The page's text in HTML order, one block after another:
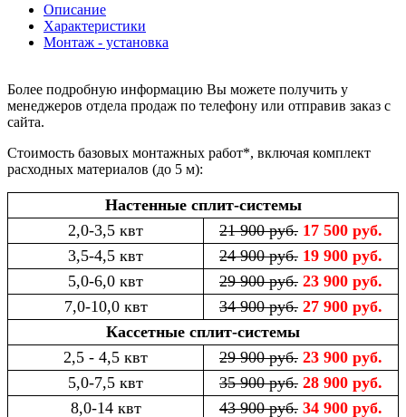
Описание
Характеристики
Монтаж - установка
Более подробную информацию Вы можете получить у
менеджеров отдела продаж по телефону или отправив заказ с
сайта.
Стоимость базовых монтажных работ*, включая комплект
расходных материалов (до 5 м):
Настенные сплит-системы
2,0-3,5 квт
21 900 руб. 17 500 руб.
3,5-4,5 квт
24 900 руб. 19 900 руб.
5,0-6,0 квт
29 900 руб. 23 900 руб.
7,0-10,0 квт
34 900 руб. 27 900 руб.
Кассетные сплит-системы
2,5 - 4,5 квт
29 900 руб. 23 900 руб.
5,0-7,5 квт
35 900 руб. 28 900 руб.
8,0-14 квт
43 900 руб. 34 900 руб.